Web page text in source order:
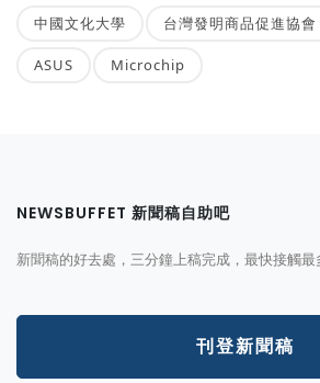
中國文化大學 台灣發明商品促進協會
ASUS Microchip
NEWSBUFFET 新聞稿自助吧
新聞稿的好去處，三分鐘上稿完成，最快接觸最
刊登新聞稿